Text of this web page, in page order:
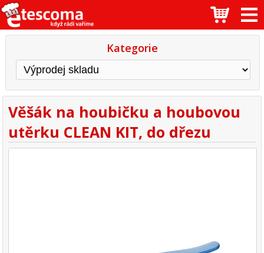
Kategorie
Věšák na houbičku a houbovou
utěrku CLEAN KIT, do dřezu